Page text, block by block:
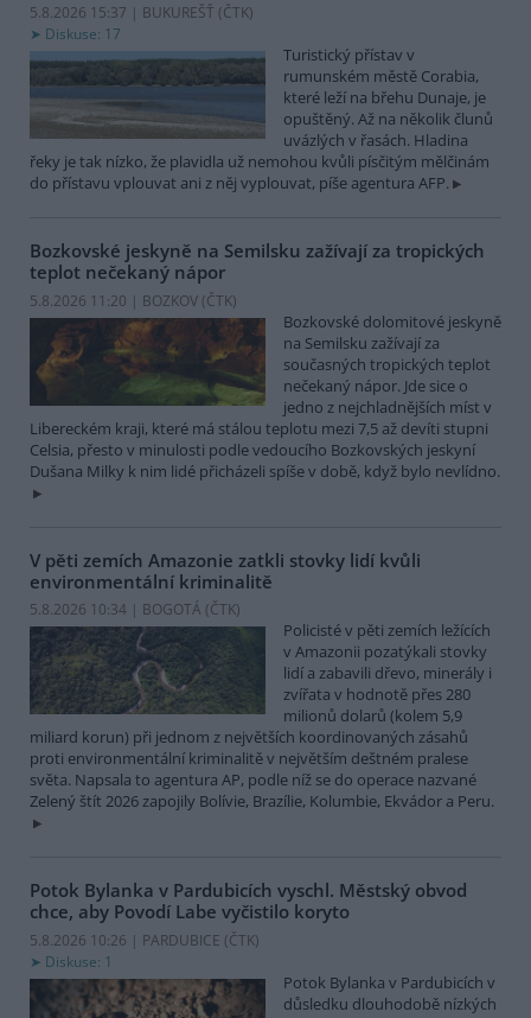
5.8.2026 15:37 | BUKUREŠŤ (ČTK)
Diskuse: 17
Turistický přístav v
rumunském městě Corabia,
které leží na břehu Dunaje, je
opuštěný. Až na několik člunů
uvázlých v řasách. Hladina
řeky je tak nízko, že plavidla už nemohou kvůli písčitým mělčinám
do přístavu vplouvat ani z něj vyplouvat, píše agentura AFP.
Bozkovské jeskyně na Semilsku zažívají za tropických
teplot nečekaný nápor
5.8.2026 11:20 | BOZKOV (ČTK)
Bozkovské dolomitové jeskyně
na Semilsku zažívají za
současných tropických teplot
nečekaný nápor. Jde sice o
jedno z nejchladnějších míst v
Libereckém kraji, které má stálou teplotu mezi 7,5 až devíti stupni
Celsia, přesto v minulosti podle vedoucího Bozkovských jeskyní
Dušana Milky k nim lidé přicházeli spíše v době, když bylo nevlídno.
V pěti zemích Amazonie zatkli stovky lidí kvůli
environmentální kriminalitě
5.8.2026 10:34 | BOGOTÁ (ČTK)
Policisté v pěti zemích ležících
v Amazonii pozatýkali stovky
lidí a zabavili dřevo, minerály i
zvířata v hodnotě přes 280
milionů dolarů (kolem 5,9
miliard korun) při jednom z největších koordinovaných zásahů
proti environmentální kriminalitě v největším deštném pralese
světa. Napsala to agentura AP, podle níž se do operace nazvané
Zelený štít 2026 zapojily Bolívie, Brazílie, Kolumbie, Ekvádor a Peru.
Potok Bylanka v Pardubicích vyschl. Městský obvod
chce, aby Povodí Labe vyčistilo koryto
5.8.2026 10:26 | PARDUBICE (ČTK)
Diskuse: 1
Potok Bylanka v Pardubicích v
důsledku dlouhodobě nízkých